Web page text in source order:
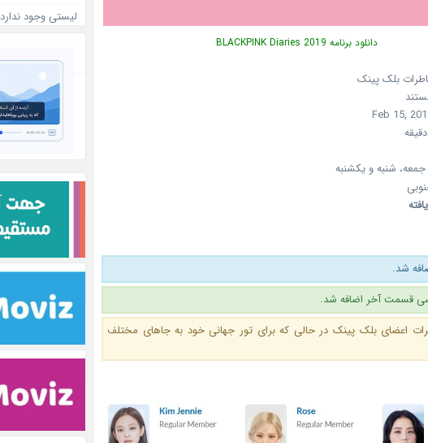
دانلود برنامه BLACKPINK Diaries 2019
بلک پینک
شنبه و یکشنبه
شد.
قسمت آخر اضافه شد.
اعضای بلک پینک در حالی که برای تور جهانی خود به جاهای مختلف
لیستی وجود ندارد